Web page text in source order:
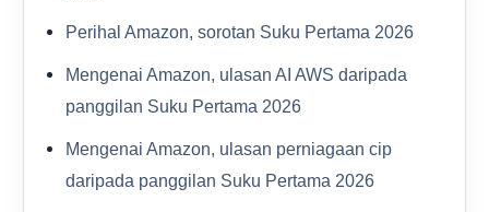
Perihal Amazon, sorotan Suku Pertama 2026
Mengenai Amazon, ulasan AI AWS daripada
panggilan Suku Pertama 2026
Mengenai Amazon, ulasan perniagaan cip
daripada panggilan Suku Pertama 2026